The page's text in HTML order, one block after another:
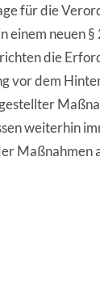
für die
einem neuen
die
vor dem
weiterhin
Maßnahmen